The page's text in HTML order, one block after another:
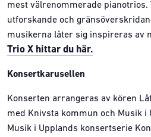
mest välrenommerade
utforskande och
musikerna låter sig inspireras av
Trio X hittar du här.
Konsertkarusellen
Konserten arrangeras av kören
med Knivsta kommun och Musik i
Musik i Upplands konsertserie